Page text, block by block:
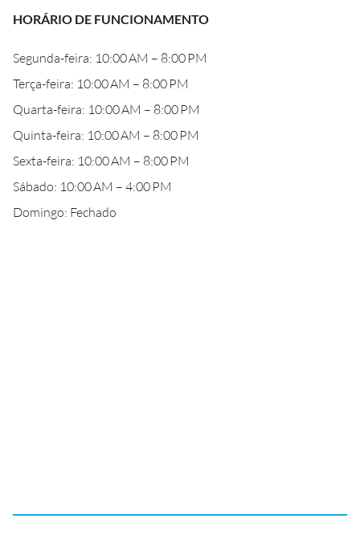
HORÁRIO DE FUNCIONAMENTO
Segunda-feira: 10:00 AM – 8:00 PM
Terça-feira: 10:00 AM – 8:00 PM
Quarta-feira: 10:00 AM – 8:00 PM
Quinta-feira: 10:00 AM – 8:00 PM
Sexta-feira: 10:00 AM – 8:00 PM
Sábado: 10:00 AM – 4:00 PM
Domingo: Fechado